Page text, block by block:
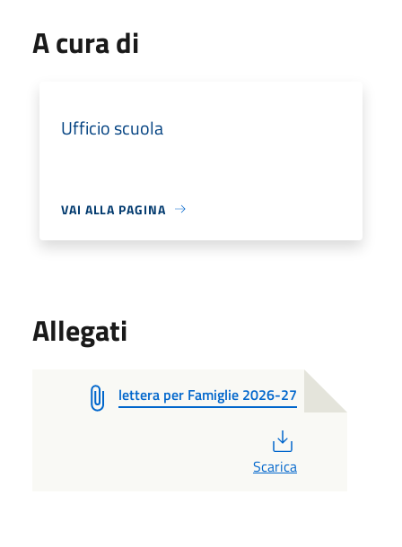
A cura di
Ufficio scuola
VAI ALLA PAGINA
Allegati
lettera per Famiglie 2026-27
Scarica